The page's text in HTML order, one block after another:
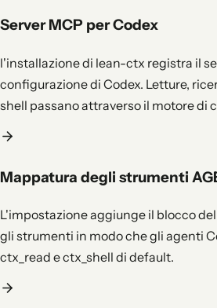
Server MCP per Codex
l'installazione di lean-ctx registra il
configurazione di Codex. Letture,
shell passano attraverso il motore di
Mappatura degli strumenti
L'impostazione aggiunge il blocco
gli strumenti in modo che gli agenti
ctx_read e ctx_shell di default.